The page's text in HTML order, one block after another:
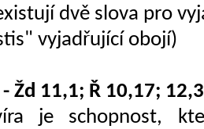
dvě slova pro
vyjadřující obojí)
Žd 11,1; Ř 10,17;
je schopnost,